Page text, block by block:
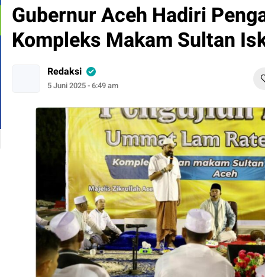
Gubernur Aceh Hadiri
Kompleks Makam Sultan
Redaksi
5 Juni 2025 - 6:49 am